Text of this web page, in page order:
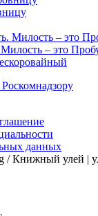
– это
данных
/ Книжный улей |